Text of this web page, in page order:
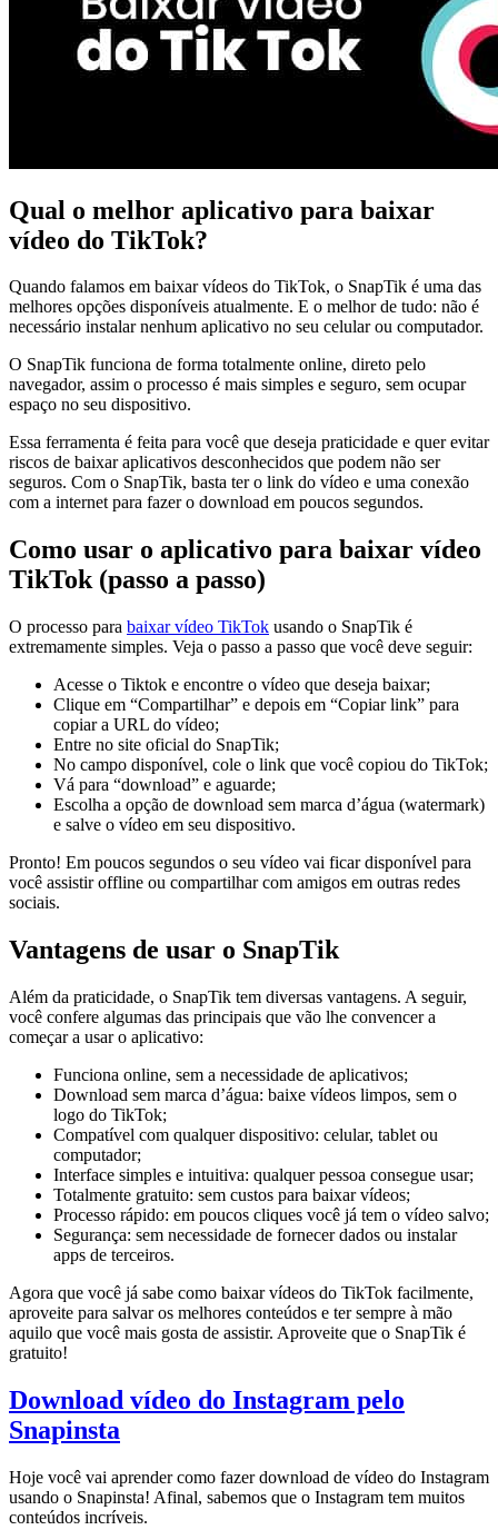
Qual o melhor aplicativo para baixar
vídeo do TikTok?
Quando falamos em baixar vídeos do TikTok, o SnapTik é uma das
melhores opções disponíveis atualmente. E o melhor de tudo: não é
necessário instalar nenhum aplicativo no seu celular ou computador.
O SnapTik funciona de forma totalmente online, direto pelo
navegador, assim o processo é mais simples e seguro, sem ocupar
espaço no seu dispositivo.
Essa ferramenta é feita para você que deseja praticidade e quer evitar
riscos de baixar aplicativos desconhecidos que podem não ser
seguros. Com o SnapTik, basta ter o link do vídeo e uma conexão
com a internet para fazer o download em poucos segundos.
Como usar o aplicativo para baixar vídeo
TikTok (passo a passo)
O processo para baixar vídeo TikTok usando o SnapTik é
extremamente simples. Veja o passo a passo que você deve seguir:
Acesse o Tiktok e encontre o vídeo que deseja baixar;
Clique em “Compartilhar” e depois em “Copiar link” para
copiar a URL do vídeo;
Entre no site oficial do SnapTik;
No campo disponível, cole o link que você copiou do TikTok;
Vá para “download” e aguarde;
Escolha a opção de download sem marca d’água (watermark)
e salve o vídeo em seu dispositivo.
Pronto! Em poucos segundos o seu vídeo vai ficar disponível para
você assistir offline ou compartilhar com amigos em outras redes
sociais.
Vantagens de usar o SnapTik
Além da praticidade, o SnapTik tem diversas vantagens. A seguir,
você confere algumas das principais que vão lhe convencer a
começar a usar o aplicativo:
Funciona online, sem a necessidade de aplicativos;
Download sem marca d’água: baixe vídeos limpos, sem o
logo do TikTok;
Compatível com qualquer dispositivo: celular, tablet ou
computador;
Interface simples e intuitiva: qualquer pessoa consegue usar;
Totalmente gratuito: sem custos para baixar vídeos;
Processo rápido: em poucos cliques você já tem o vídeo salvo;
Segurança: sem necessidade de fornecer dados ou instalar
apps de terceiros.
Agora que você já sabe como baixar vídeos do TikTok facilmente,
aproveite para salvar os melhores conteúdos e ter sempre à mão
aquilo que você mais gosta de assistir. Aproveite que o SnapTik é
gratuito!
Download vídeo do Instagram pelo
Snapinsta
Hoje você vai aprender como fazer download de vídeo do Instagram
usando o Snapinsta! Afinal, sabemos que o Instagram tem muitos
conteúdos incríveis.